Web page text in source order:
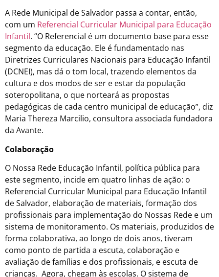
A Rede Municipal de Salvador passa a contar, então,
com um Referencial Curricular Municipal para Educação
Infantil. “O Referencial é um documento base para esse
segmento da educação. Ele é fundamentado nas
Diretrizes Curriculares Nacionais para Educação Infantil
(DCNEI), mas dá o tom local, trazendo elementos da
cultura e dos modos de ser e estar da população
soteropolitana, o que norteará as propostas
pedagógicas de cada centro municipal de educação”, diz
Maria Thereza Marcilio, consultora associada fundadora
da Avante.
Colaboração
O Nossa Rede Educação Infantil, política pública para
este segmento, incide em quatro linhas de ação: o
Referencial Curricular Municipal para Educação Infantil
de Salvador, elaboração de materiais, formação dos
profissionais para implementação do Nossas Rede e um
sistema de monitoramento. Os materiais, produzidos de
forma colaborativa, ao longo de dois anos, tiveram
como ponto de partida a escuta, colaboração e
avaliação de famílias e dos profissionais, e escuta de
crianças. Agora, chegam às escolas. O sistema de